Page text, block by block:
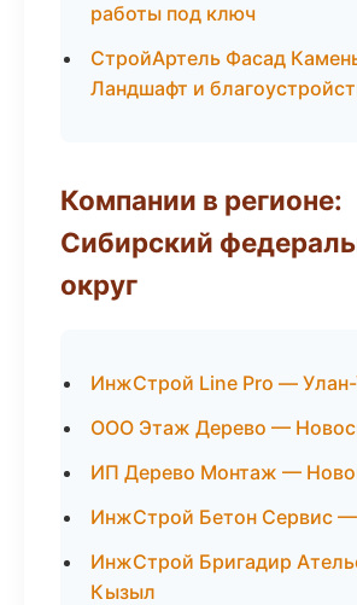
работы под ключ
СтройАртель Фасад
Ландшафт и
Компании в регионе:
Сибирский
округ
ИнжСтрой Line Pro —
ООО Этаж Дерево —
ИП Дерево Монтаж —
ИнжСтрой Бетон Сервис
ИнжСтрой Бригадир
Кызыл